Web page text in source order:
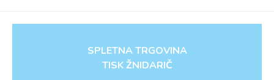
SPLETNA TRGOVINA
TISK ŽNIDARIČ